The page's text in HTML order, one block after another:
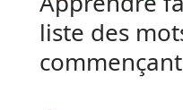
liste des